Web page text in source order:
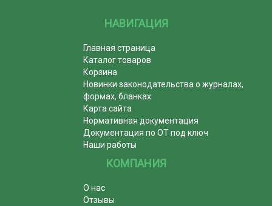
НАВИГАЦИЯ
Главная страница
Каталог товаров
Корзина
Новинки законодательства о журналах,
формах, бланках
Карта сайта
Нормативная документация
Документация по ОТ под ключ
Наши работы
КОМПАНИЯ
О нас
Отзывы